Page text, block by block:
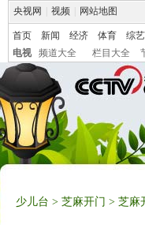
央视网 视频 网站地图
首页 新闻 经济 体育 综艺
电视
频道大全 栏目大全
少儿台 > 芝麻开门 > 芝麻